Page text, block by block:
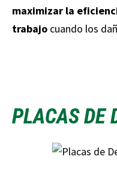
maximizar la
trabajo cuando los
PLACAS DE